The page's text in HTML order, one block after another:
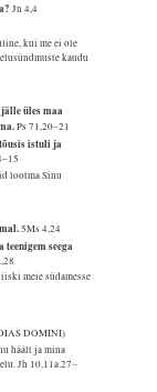
Jn 4,4
kui me ei ole
kaudu
üles maa
Ps 71,20–21
istuli ja
lootma Sinu
5Ms 4,24
seega
meie südamesse
DOMINI)
häält ja mina
elu.Jh 10,11a.27–